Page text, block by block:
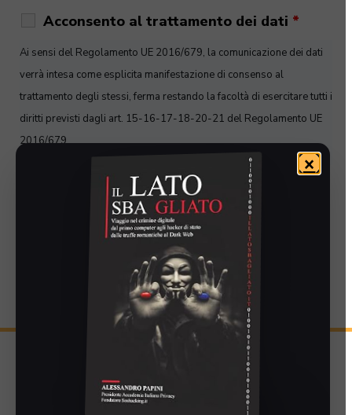
×
Acconsento al trattamento dei dati *
Ai sensi del Regolamento UE 2016/679, la comunicazione dei dati
verrà intesa come esplicita manifestazione di consenso al
trattamento degli stessi, ferma restando la facoltà di esercitare tutti i
diritti previsti dagli art. 15-16-17-18-20-21 del Regolamento UE
2016/679.
informativa privacy